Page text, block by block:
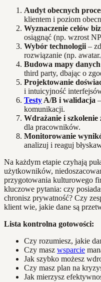
Audyt obecnych
klientem i poziom
Wyznaczenie celów
osiągnąć (np. wzrost
Wybór technologii –
rozwiązanie (np. awatar.
Budowa mapy danych
third party, dbając o
Projektowanie
i intuicyjność
Testy A/B i walidacja
komunikacji.
Wdrażanie i szkolenie
dla pracowników.
Monitorowanie
analizuj i reaguj
Na każdym etapie czyhają
użytkowników,
przygotowania kulturowego
kluczowe pytania: czy
chronisz prywatność? Czy
klient wie, jakie dane są
Lista kontrolna gotowości:
Czy rozumiesz, jakie
Czy masz wsparcie
Jak szybko możesz
Czy masz plan na
Jak mierzysz